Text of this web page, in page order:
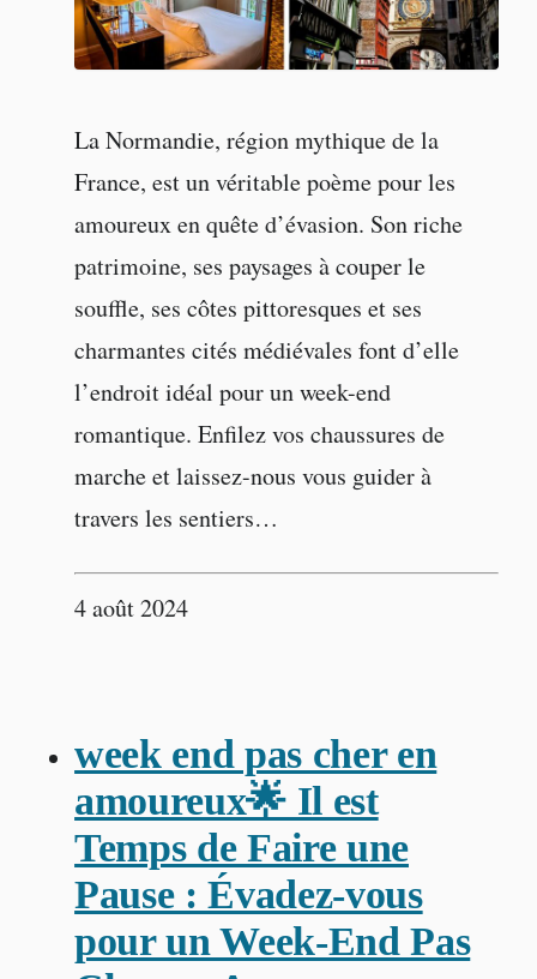
La Normandie, région mythique de la
France, est un véritable poème pour les
amoureux en quête d’évasion. Son riche
patrimoine, ses paysages à couper le
souffle, ses côtes pittoresques et ses
charmantes cités médiévales font d’elle
l’endroit idéal pour un week-end
romantique. Enfilez vos chaussures de
marche et laissez-nous vous guider à
travers les sentiers…
4 août 2024
week end pas cher en
amoureux🌟 Il est
Temps de Faire une
Pause : Évadez-vous
pour un Week-End Pas